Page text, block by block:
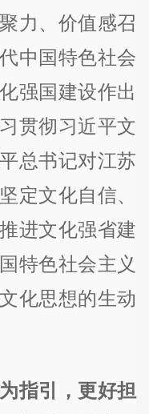
力、价值感召
中国特色社会
强国建设作出
贯彻习近平文
总书记对江苏
定文化自信、
进文化强省建
特色社会主义
化思想的生动
指引，更好担